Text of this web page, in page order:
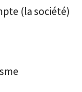
(la société)